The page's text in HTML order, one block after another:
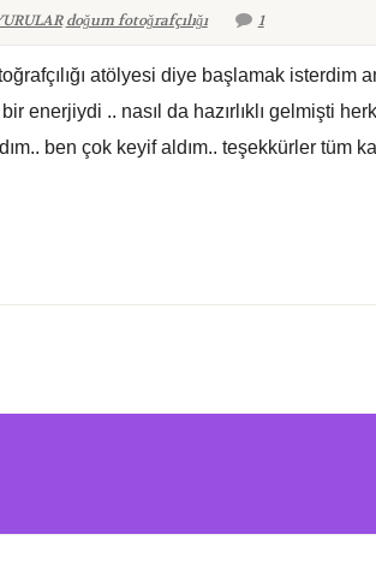
doğum fotoğrafçılığı 1
atölyesi diye başlamak isterdim
enerjiydi .. nasıl da hazırlıklı gelmişti
ben çok keyif aldım.. teşekkürler tüm